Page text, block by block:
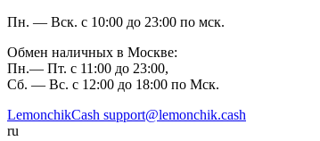
Пн. — Вск. с 10:00 до 23:00 по мск.
Обмен наличных в Москве:
Пн.— Пт. с 11:00 до 23:00,
Сб. — Вс. с 12:00 до 18:00 по Мск.
LemonchikCash support@lemonchik.cash
ru